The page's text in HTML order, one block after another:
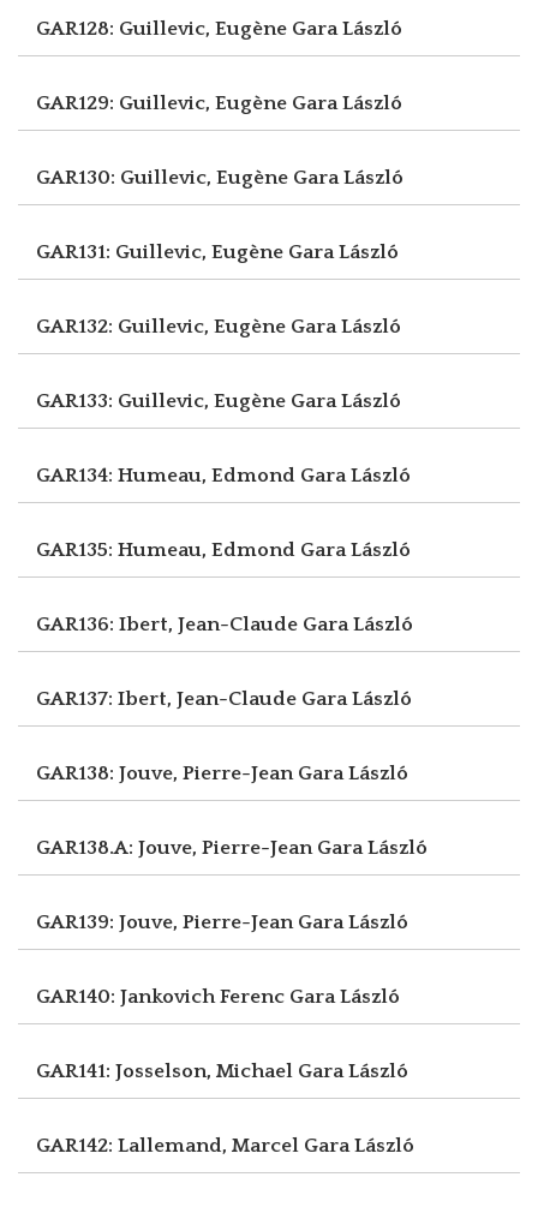
GAR128: Guillevic, Eugène Gara László
GAR129: Guillevic, Eugène Gara László
GAR130: Guillevic, Eugène Gara László
GAR131: Guillevic, Eugène Gara László
GAR132: Guillevic, Eugène Gara László
GAR133: Guillevic, Eugène Gara László
GAR134: Humeau, Edmond Gara László
GAR135: Humeau, Edmond Gara László
GAR136: Ibert, Jean-Claude Gara László
GAR137: Ibert, Jean-Claude Gara László
GAR138: Jouve, Pierre-Jean Gara László
GAR138.A: Jouve, Pierre-Jean Gara László
GAR139: Jouve, Pierre-Jean Gara László
GAR140: Jankovich Ferenc Gara László
GAR141: Josselson, Michael Gara László
GAR142: Lallemand, Marcel Gara László